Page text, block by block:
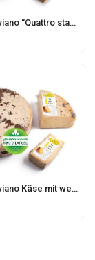
Latteria d’Aviano “Quattro stagioni” Käse
Latteria d’Aviano Käse mit weißem Trester veredelt